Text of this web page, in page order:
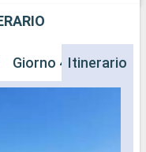
Giorno 4 Giorno 5
Itinerario